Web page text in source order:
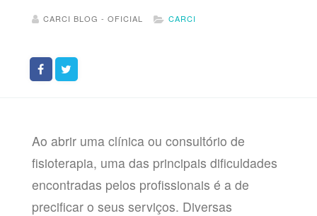
CARCI BLOG - OFICIAL CARCI
Ao abrir uma clínica ou consultório de
fisioterapia, uma das principais dificuldades
encontradas pelos profissionais é a de
precificar o seus serviços. Diversas